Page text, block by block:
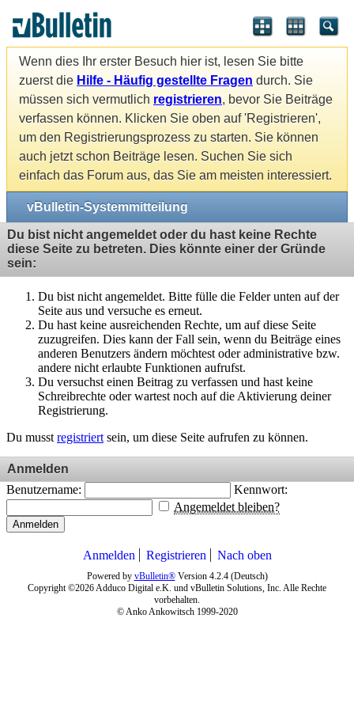
Wenn dies Ihr erster Besuch hier ist, lesen Sie bitte
zuerst die Hilfe - Häufig gestellte Fragen durch. Sie
müssen sich vermutlich registrieren, bevor Sie Beiträge
verfassen können. Klicken Sie oben auf 'Registrieren',
um den Registrierungsprozess zu starten. Sie können
auch jetzt schon Beiträge lesen. Suchen Sie sich
einfach das Forum aus, das Sie am meisten interessiert.
vBulletin-Systemmitteilung
Du bist nicht angemeldet oder du hast keine Rechte
diese Seite zu betreten. Dies könnte einer der Gründe
sein:
Du bist nicht angemeldet. Bitte fülle die Felder unten auf der
Seite aus und versuche es erneut.
Du hast keine ausreichenden Rechte, um auf diese Seite
zuzugreifen. Dies kann der Fall sein, wenn du Beiträge eines
anderen Benutzers ändern möchtest oder administrative bzw.
andere nicht erlaubte Funktionen aufrufst.
Du versuchst einen Beitrag zu verfassen und hast keine
Schreibrechte oder wartest noch auf die Aktivierung deiner
Registrierung.
Du musst registriert sein, um diese Seite aufrufen zu können.
Anmelden
Benutzername:
Kennwort:
Angemeldet bleiben?
Anmelden
Anmelden Registrieren Nach oben
Powered by vBulletin®Version 4.2.4 (Deutsch)
Copyright ©2026 Adduco Digital e.K. und vBulletin Solutions, Inc. Alle Rechte
vorbehalten.
© Anko Ankowitsch 1999-2020